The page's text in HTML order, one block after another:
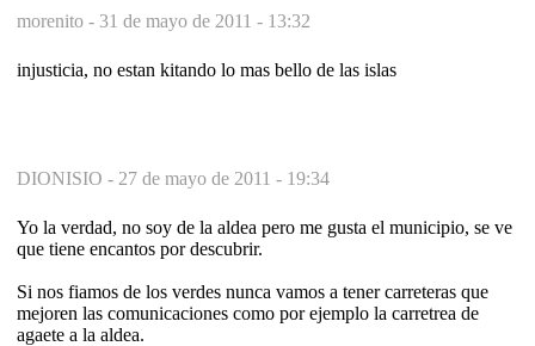
morenito - 31 de mayo de 2011 - 13:32
injusticia, no estan kitando lo mas bello de las islas
DIONISIO - 27 de mayo de 2011 - 19:34
Yo la verdad, no soy de la aldea pero me gusta el municipio, se ve
que tiene encantos por descubrir.
Si nos fiamos de los verdes nunca vamos a tener carreteras que
mejoren las comunicaciones como por ejemplo la carretrea de
agaete a la aldea.